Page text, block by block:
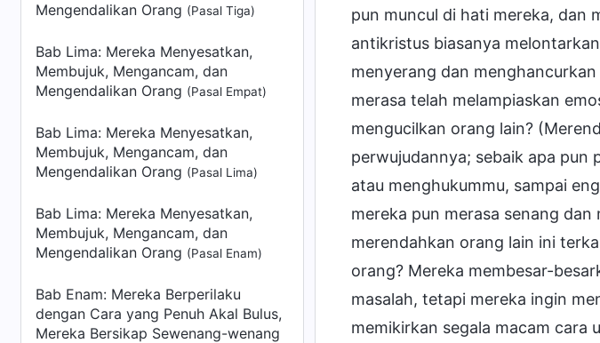
Mengendalikan Orang (Pasal Tiga)
Bab Lima: Mereka Menyesatkan,
Membujuk, Mengancam, dan
Mengendalikan Orang (Pasal Empat)
Bab Lima: Mereka Menyesatkan,
Membujuk, Mengancam, dan
Mengendalikan Orang (Pasal Lima)
Bab Lima: Mereka Menyesatkan,
Membujuk, Mengancam, dan
Mengendalikan Orang (Pasal Enam)
Bab Enam: Mereka Berperilaku
dengan Cara yang Penuh Akal Bulus,
Mereka Bersikap Sewenang-wenang
pun muncul di hati mereka, dan
antikristus biasanya
menyerang dan
merasa telah melampiaskan
mengucilkan orang lain?
perwujudannya; sebaik apa pun
atau menghukummu, sampai
mereka pun merasa senang
merendahkan orang lain ini
orang? Mereka membesar-
masalah, tetapi mereka ingin
memikirkan segala macam cara